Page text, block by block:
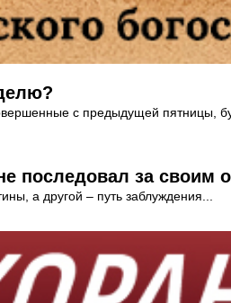
с предыдущей пятницы,
последовал за своим
а другой – путь заблуждения...